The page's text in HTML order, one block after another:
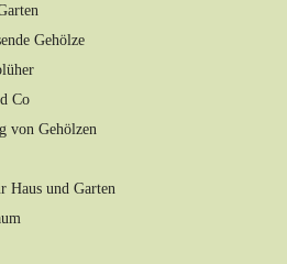
Gehölze
Co
von Gehölzen
Haus und Garten